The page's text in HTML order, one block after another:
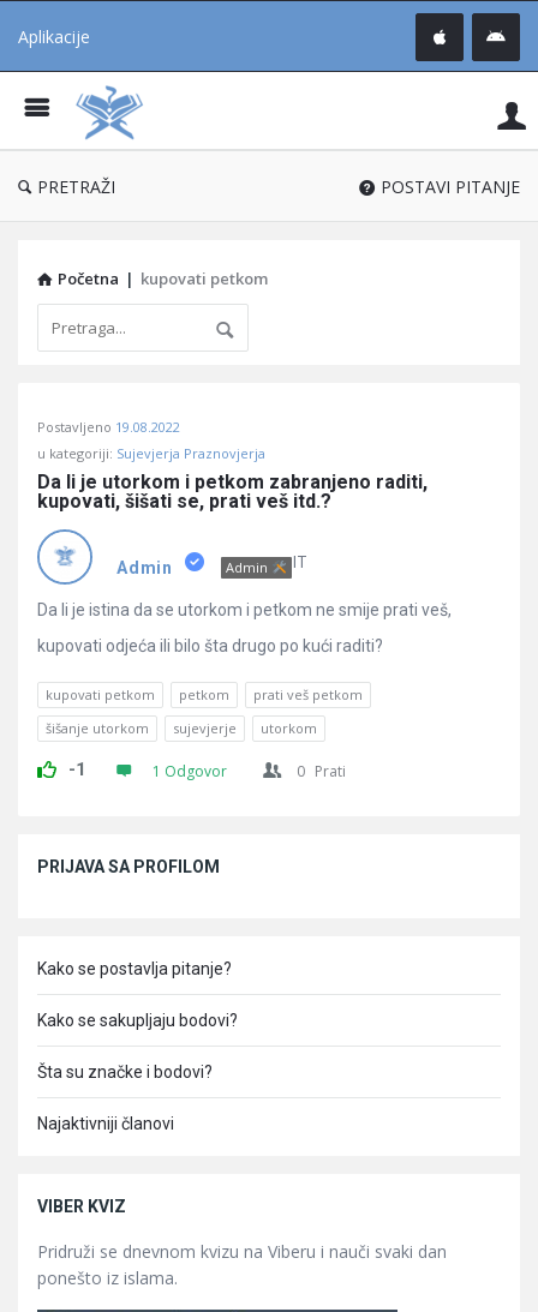
Aplikacije
®
PRETRAŽI POSTAVI PITANJE
Početna | kupovati petkom
Učene
Latest
Pitanja
Postavljeno 19.08.2022
u kategoriji: Sujevjerja Praznovjerja
Da li je utorkom i petkom zabranjeno raditi,
kupovati, šišati se, prati veš itd.?
Admin Admin IT
Da li je istina da se utorkom i petkom ne smije prati veš,
kupovati odjeća ili bilo šta drugo po kući raditi?
kupovati petkom petkom
prati veš petkom
šišanje utorkom
sujevjerje utorkom
-1 1 Odgovor 0 Prati
PRIJAVA SA PROFILOM
Kako se postavlja pitanje?
Kako se sakupljaju bodovi?
Šta su značke i bodovi?
Najaktivniji članovi
VIBER KVIZ
Pridruži se dnevnom kvizu na Viberu i nauči svaki dan
ponešto iz islama.